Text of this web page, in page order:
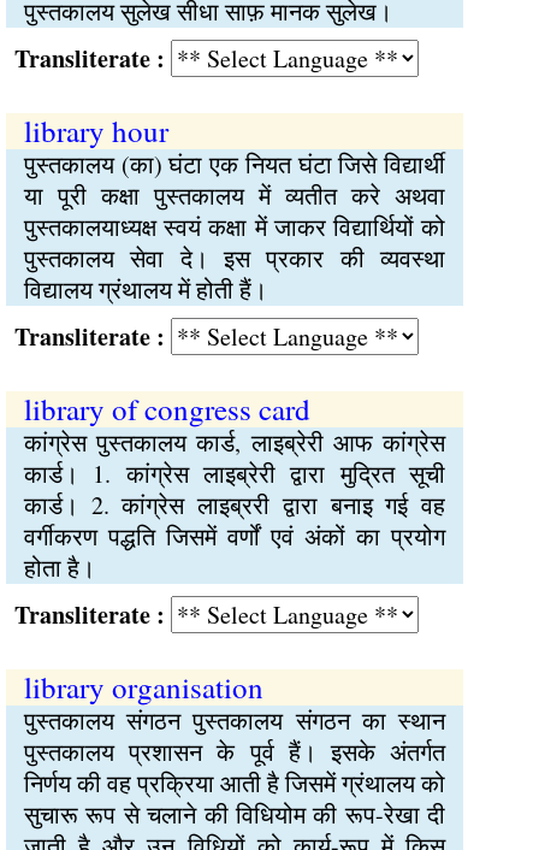
पुस्तकालय सुलेख सीधा साफ़ मानक सुलेख।
:
library hour
पुस्तकालय (का) घंटा एक नियत घंटा जिसे विद्यार्थी
या पूरी कक्षा पुस्तकालय में व्यतीत करे अथवा
पुस्तकालयाध्यक्ष स्वयं कक्षा में जाकर विद्यार्थियों को
पुस्तकालय सेवा दे। इस प्रकार की व्यवस्था
विद्यालय ग्रंथालय में होती हैं।
:
library of congress card
कांग्रेस पुस्तकालय कार्ड, लाइब्रेरी आफ कांग्रेस
कार्ड। 1. कांग्रेस लाइब्रेरी द्वारा मुद्रित सूची
कार्ड। 2. कांग्रेस लाइब्ररी द्वारा बनाइ गई वह
वर्गीकरण पद्धति जिसमें वर्णों एवं अंकों का प्रयोग
होता है।
:
library organisation
पुस्तकालय संगठन पुस्तकालय संगठन का स्थान
पुस्तकालय प्रशासन के पूर्व हैं। इसके अंतर्गत
निर्णय की वह प्रक्रिया आती है जिसमें ग्रंथालय को
सुचारू रूप से चलाने की विधियोम की रूप-रेखा दी